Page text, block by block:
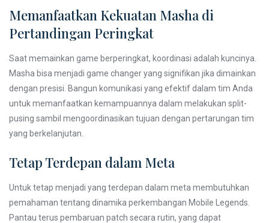
Memanfaatkan Kekuatan Masha di
Pertandingan Peringkat
Saat memainkan game berperingkat, koordinasi adalah kuncinya.
Masha bisa menjadi game changer yang signifikan jika dimainkan
dengan presisi. Bangun komunikasi yang efektif dalam tim Anda
untuk memanfaatkan kemampuannya dalam melakukan split-
pusing sambil mengoordinasikan tujuan dengan pertarungan tim
yang berkelanjutan.
Tetap Terdepan dalam Meta
Untuk tetap menjadi yang terdepan dalam meta membutuhkan
pemahaman tentang dinamika perkembangan Mobile Legends.
Pantau terus pembaruan patch secara rutin, yang dapat